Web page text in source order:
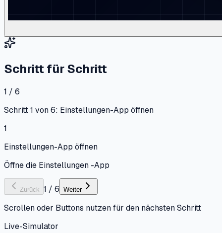
Schritt für Schritt
1 / 6
Schritt 1 von 6: Einstellungen-App öffnen
1
Einstellungen-App öffnen
Öffne die Einstellungen -App
Zurück 1 / 6 Weiter
Scrollen oder Buttons nutzen für den nächsten Schritt
Live-Simulator